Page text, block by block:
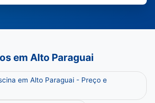
em Alto Paraguai
em Alto Paraguai - Preço e